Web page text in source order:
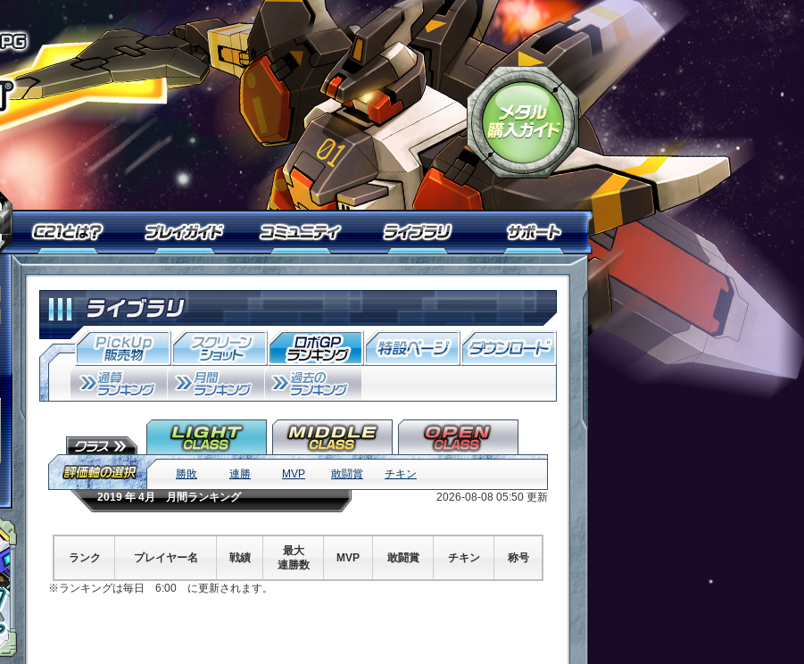
オンラインロボアクションRPG「鋼鉄戦記Ｃ２１」
「鋼鉄戦記Ｃ２１」メタル購入ガイド
Ｃ２１とは？ プレイガイド コミュニティ ライブラリ サポート
今すぐ「鋼鉄戦記Ｃ２１」を始めるなら無料ID登録
「鋼鉄戦記Ｃ２１」メンバーログイン
「鋼鉄戦記Ｃ２１」ゲームダウンロード
勝敗 連勝 MVP 敢闘賞
チキン
2019 年 4月 月間ランキング
2026-08-08 05:50 更新
ランク プレイヤー名 戦績
最大
連勝数
MVP 敢闘賞 チキン 称号
※ランキングは毎日 6:00 に更新されます。